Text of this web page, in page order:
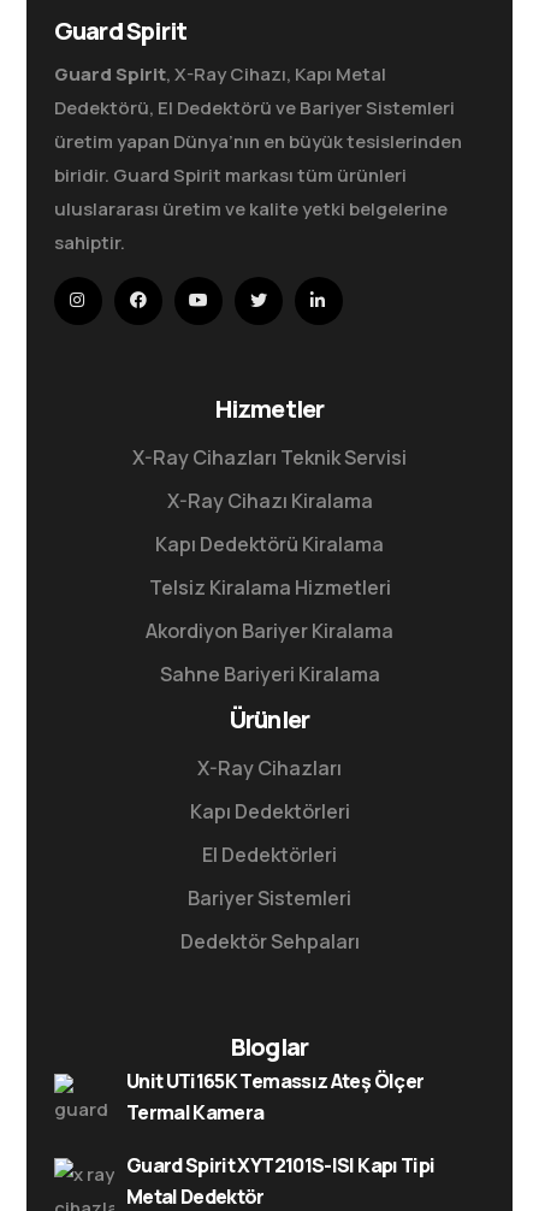
Guard Spirit
Guard Spirit, X-Ray Cihazı, Kapı Metal
Dedektörü, El Dedektörü ve Bariyer Sistemleri
üretim yapan Dünya’nın en büyük tesislerinden
biridir. Guard Spirit markası tüm ürünleri
uluslararası üretim ve kalite yetki belgelerine
sahiptir.
Hizmetler
X-Ray Cihazları Teknik Servisi
X-Ray Cihazı Kiralama
Kapı Dedektörü Kiralama
Telsiz Kiralama Hizmetleri
Akordiyon Bariyer Kiralama
Sahne Bariyeri Kiralama
Ürünler
X-Ray Cihazları
Kapı Dedektörleri
El Dedektörleri
Bariyer Sistemleri
Dedektör Sehpaları
Bloglar
Unit UTi165K Temassız Ateş Ölçer
Termal Kamera
Guard Spirit XYT2101S-ISI Kapı Tipi
Metal Dedektör